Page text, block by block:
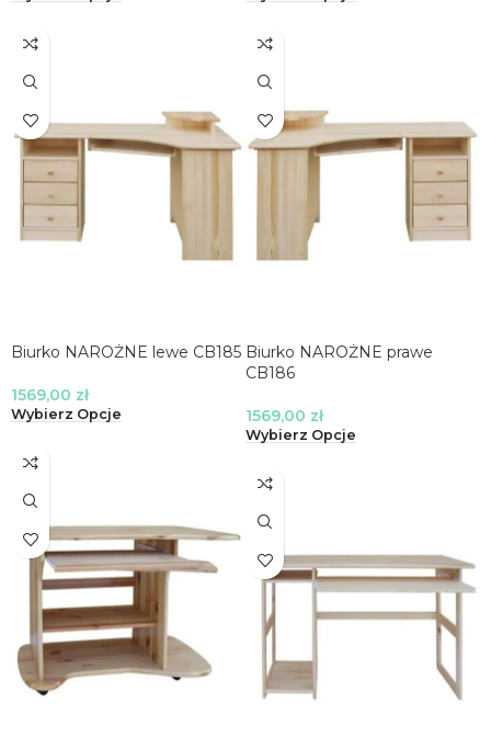
Biurko NAROŻNE lewe CB185
1569,00 zł
Wybierz Opcje
Biurko NAROŻNE prawe
CB186
1569,00 zł
Wybierz Opcje